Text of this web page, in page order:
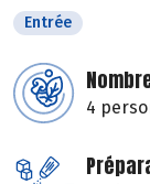
Entrée
4